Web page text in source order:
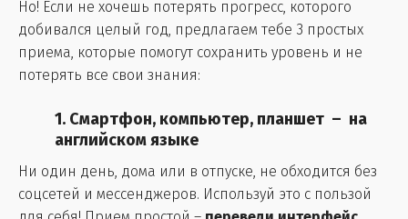
Но! Если не хочешь потерять прогресс, которого
добивался целый год, предлагаем тебе 3 простых
приема, которые помогут сохранить уровень и не
потерять все свои знания:
1. Смартфон, компьютер, планшет – на
английском языке
Ни один день, дома или в отпуске, не обходится без
соцсетей и мессенджеров. Используй это с пользой